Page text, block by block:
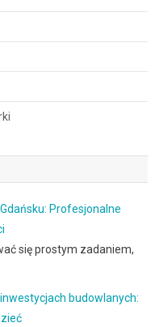
Profesjonalne
się prostym zadaniem,
budowlanych: